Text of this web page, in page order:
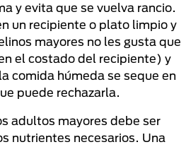
y evita que se vuelva rancio.
un recipiente o plato limpio y
mayores no les gusta que
el costado del recipiente) y
comida húmeda se seque en
puede rechazarla.
adultos mayores debe ser
nutrientes necesarios. Una